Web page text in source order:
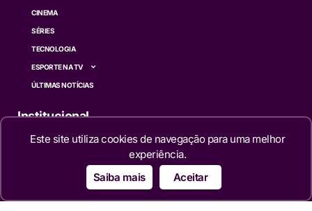
CINEMA
SÉRIES
TECNOLOGIA
ESPORTE NA TV
ÚLTIMAS NOTÍCIAS
Institucional
QUEM SOMOS
Este site utiliza cookies de navegação para uma melhor
experiência.
Saiba mais
Aceitar